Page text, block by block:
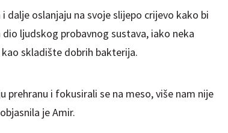
dalje oslanjaju na svoje slijepo crijevo kako bi
ljudskog probavnog sustava, iako neka
skladište dobrih bakterija.
prehranu i fokusirali se na meso, više nam nije
je Amir.